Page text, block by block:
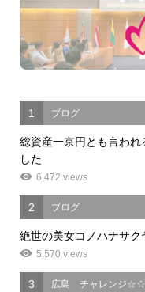
1 ブログ
総資産一京円とも言わ
した
6,472 views
2 ブログ
絶世の美女コノハナサ
5,570 views
3 広島 チャレンジ